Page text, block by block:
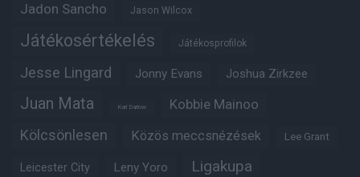
Jadon Sancho Jason Wilcox
Játékosértékelés Játékosprofilok
Jesse Lingard Jonny Evans Joshua Zirkzee
Juan Mata Karl Darlow Kobbie Mainoo
Kölcsönlesen Közös meccsnézések Lee Grant
Leicester City Leny Yoro Ligakupa